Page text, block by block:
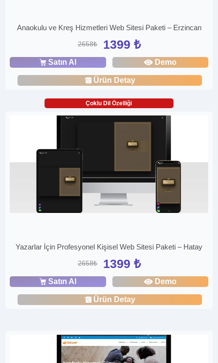
Anaokulu ve Kreş Hizmetleri Web Sitesi Paketi – Erzincan
2658₺ 1399 ₺
Satın Al Demo
Ürün Detay
Çoklu Dil Özelliği
Yazarlar İçin Profesyonel Kişisel Web Sitesi Paketi – Hatay
2658₺ 1399 ₺
Satın Al Demo
Ürün Detay